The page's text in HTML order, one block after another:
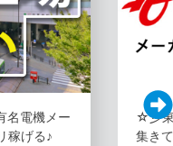
名電機メー
稼げる♪
☆彡
集き